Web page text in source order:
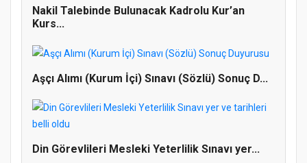
Nakil Talebinde Bulunacak Kadrolu Kur’an
Kurs...
Aşçı Alımı (Kurum İçi) Sınavı (Sözlü) Sonuç D...
Din Görevlileri Mesleki Yeterlilik Sınavı yer...